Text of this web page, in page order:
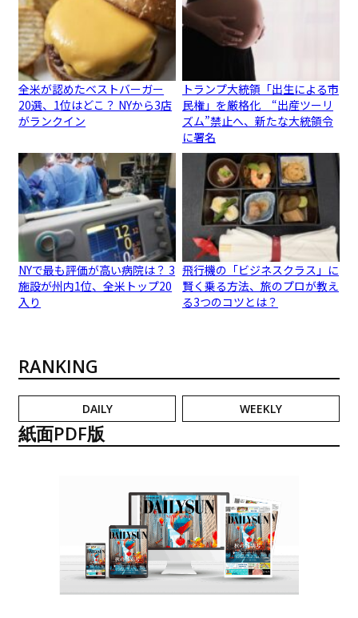
全米が認めたベストバーガー
20選、1位はどこ？ NYから3店
がランクイン
トランプ大統領「出生による市
民権」を厳格化 “出産ツーリ
ズム”禁止へ、新たな大統領令
に署名
NYで最も評価が高い病院は？ 3
施設が州内1位、全米トップ20
入り
飛行機の「ビジネスクラス」に
賢く乗る方法、旅のプロが教え
る3つのコツとは？
RANKING
DAILY WEEKLY
紙面PDF版